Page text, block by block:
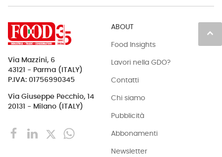
keyboard_arrow_up
Via Mazzini, 6
43121 - Parma (ITALY)
P.IVA: 01756990345
Via Giuseppe Pecchio, 14
20131 - Milano (ITALY)
ABOUT
Food Insights
Lavori nella GDO?
Contatti
Chi siamo
Pubblicità
Abbonamenti
Newsletter